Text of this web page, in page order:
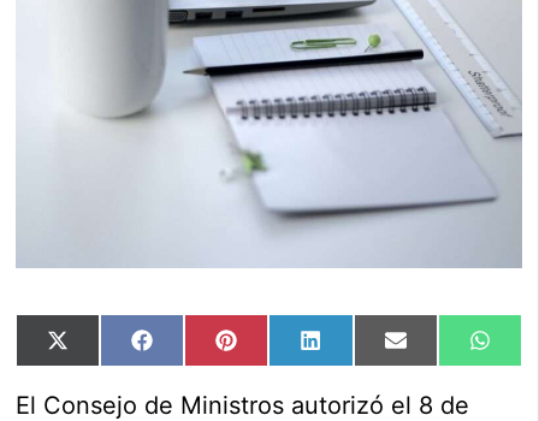
Compartir
en
X
Compartir
en
FacebookCompartir
en
PinterestCompartir
en
LinkedInCompartir
en
Email
en
El Consejo de Ministros autorizó el 8 de